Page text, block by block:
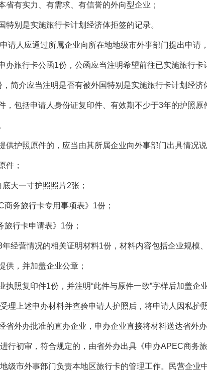
省有实力、有需求、有信誉的外向型企业；
特别是实施旅行卡计划经济体拒签的记录。
请人应通过所属企业向所在地地级市外事部门提出申请
旅行卡公函1份，公函应当注明希望前往已实施旅行卡
，简介应当注明是否有被外国特别是实施旅行卡计划经济
，包括申请人身份证复印件、有效期不少于3年的护照
供护照原件的，应当由其所属企业向外事部门出具情况说
件；
大一寸护照照片2张；
商务旅行卡专用事项表》1份；
旅行卡申请表》1份；
年经营情况的相关证明材料1份，材料内容包括企业规
供，并加盖企业公章；
执照复印件1份，并注明“此件与原件一致”字样后加盖企业
理上述申办材料并查验申请人护照后，将申请人因私
省外办批准的直办企业，申办企业直接将材料送达省外办
行初审，符合规定的，由省外办出具《申办APEC商务
级市外事部门负责本地区旅行卡的管理工作。民营企